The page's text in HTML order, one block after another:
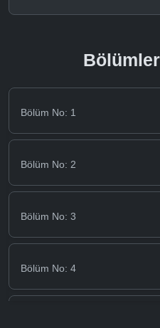
Bölüm No: 1
Bölüm No: 2
Bölüm No: 3
Bölüm No: 4